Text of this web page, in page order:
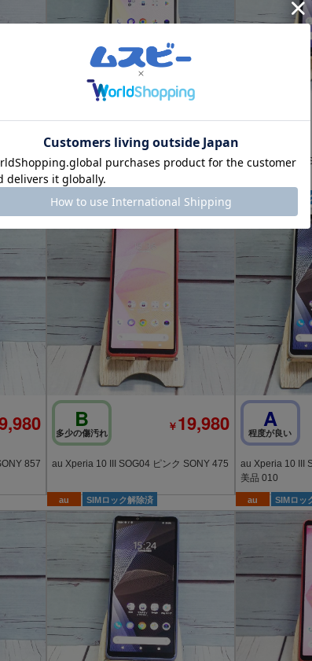
3
A ￥21,980
au Xperia 10 III SOG04 ホワイト SONY
美品 657
B
au Xperia 10 III SOG04 ブルー SONY 857
au SIMロック解除済
B
多少の傷汚れ ￥19,980
au Xperia 10 III SOG04 ピンク SONY 475
SIMロッ
A
程度が良い
au Xperia 10 III
美品 010
au SIMロック解除済 au SIMロッ